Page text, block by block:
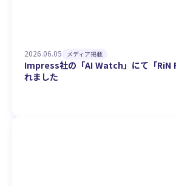
2026.06.05 メディア掲載
Impress社の「AI Watch」にて「RiN
れました